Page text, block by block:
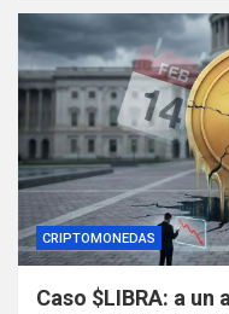
CRIPTOMONEDAS
Caso $LIBRA: a